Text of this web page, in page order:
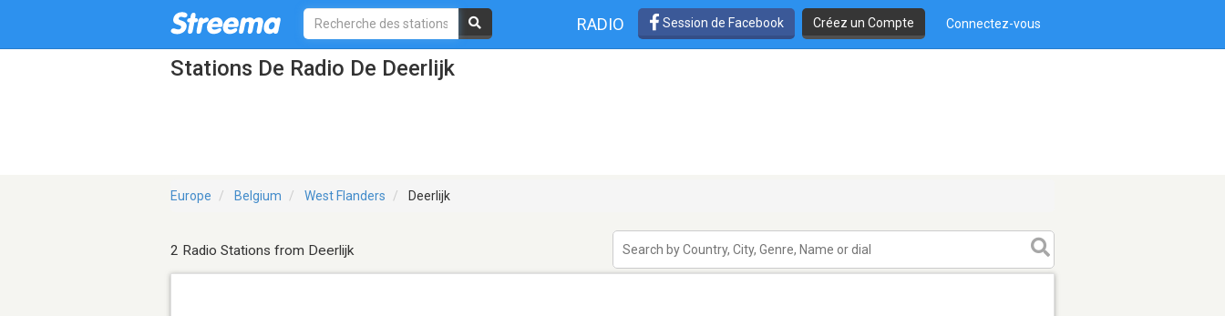
RADIO Session de Facebook Créez un Compte Connectez-vous
Stations De Radio De Deerlijk
Europe Belgium West Flanders Deerlijk
2 Radio Stations from Deerlijk